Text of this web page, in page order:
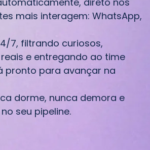
mais interagem: WhatsApp,
7, filtrando curiosos,
e entregando ao time
pronto para avançar na
dorme, nunca demora e
seu pipeline.